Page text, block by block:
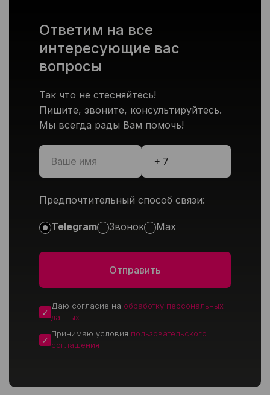
Ответим на все
интересующие вас
вопросы
Так что не стесняйтесь!
Пишите, звоните, консультируйтесь.
Мы всегда рады Вам помочь!
Предпочтительный способ связи:
Telegram Звонок Max
Даю согласие на обработку персональных
данных
Принимаю условия пользовательского
соглашения